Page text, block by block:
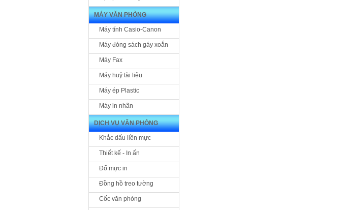
MÁY VĂN PHÒNG
Máy tính Casio-Canon
Máy đóng sách gáy xoắn
Máy Fax
Máy huỷ tài liệu
Máy ép Plastic
Máy in nhãn
DỊCH VỤ VĂN PHÒNG
Khắc dấu liền mực
Thiết kế - In ấn
Đổ mực in
Đồng hồ treo tường
Cốc văn phòng